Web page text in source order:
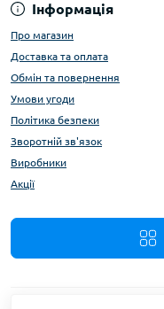
Інформація
Про магазин
Доставка та оплата
Обмін та повернення
Умови угоди
Політика безпеки
Зворотній зв'язок
Виробники
Акції